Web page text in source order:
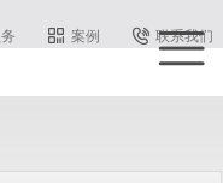
案例 联系我们